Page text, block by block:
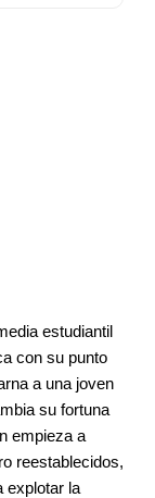
estudiantil
con su punto
a una joven
su fortuna
empieza a
reestablecidos,
explotar la